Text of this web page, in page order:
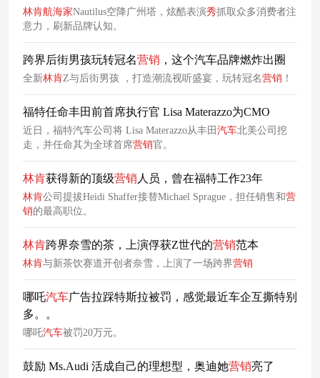
林肯航海家Nautilus空降广州塔，炫酷表演秀抓取众多消费者注
意力，刷新品牌认知。
跨界后街男孩玩转冠名营销 ，这个汽车品牌燃炸出圈
全新林肯Z与后街男孩 ，打造潮流视听盛宴，玩转冠名营销 ！
福特任命丰田前首席执行官 Lisa Materazzo为CMO
近日，福特汽车公司将 Lisa Materazzo从丰田 汽车北美公司挖
走，并任命其为全球首席营销官。
林肯获得新的顶级营销 人员，曾在福特工作23年
林肯公司提拔Heidi Shaffer接替Michael Sprague，担任销售和营
销的最高职位。
林肯跨界奈雪的茶，上演俘获Z世代的营销范本
林肯与新茶饮赛道开创者奈雪，上演了一场跨界营销
哪吒汽车广告拉踩特斯拉被罚，感觉最近车企互撕特别
多。。
哪吒汽车被罚20万元。
鼓励 Ms.Audi 活成自己的理想型，奥迪她营销亮了